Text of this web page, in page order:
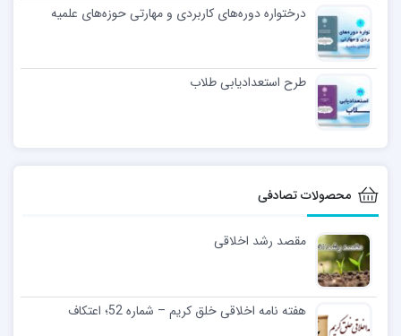
درختواره دوره‌های کاربردی و مهارتی حوزه‌های علمیه
طرح استعدادیابی طلاب
محصولات تصادفی
مقصد رشد اخلاقی
هفته نامه اخلاقی خلق کریم – شماره 52؛ اعتکاف